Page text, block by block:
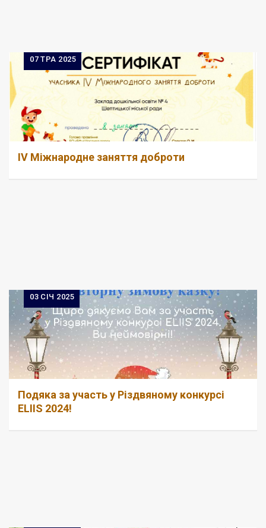
07 ТРА 2025
ІV Міжнародне заняття доброти
03 СІЧ 2025
Подяка за участь у Різдвяному конкурсі
ELIIS 2024!